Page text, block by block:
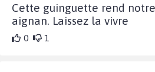
Cette guinguette rend
aignan. Laissez la vivre
0 1